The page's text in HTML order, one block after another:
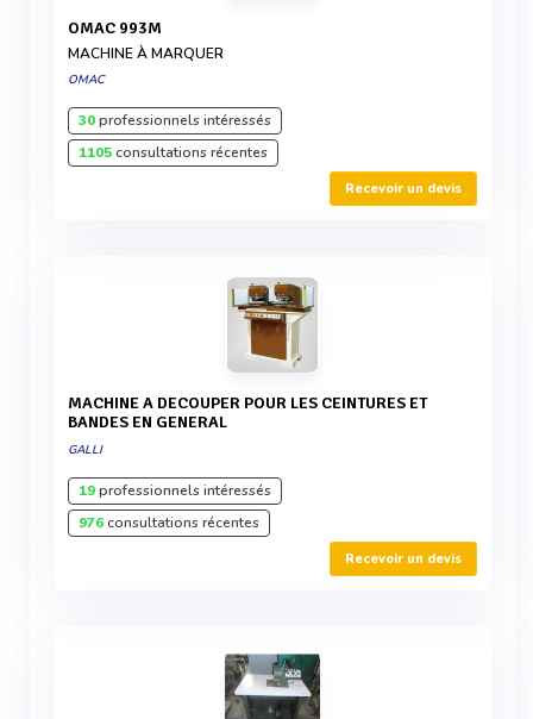
OMAC 993M
MACHINE À MARQUER
OMAC
30professionnels intéressés
1105consultations récentes
Recevoir un devis
MACHINE A DECOUPER POUR LES CEINTURES ET
BANDES EN GENERAL
GALLI
19professionnels intéressés
976consultations récentes
Recevoir un devis